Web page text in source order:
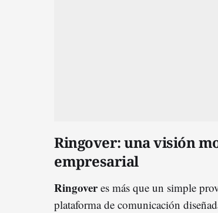
Ringover: una visión
empresarial
Ringoveres más que un simple
plataforma de comunicación